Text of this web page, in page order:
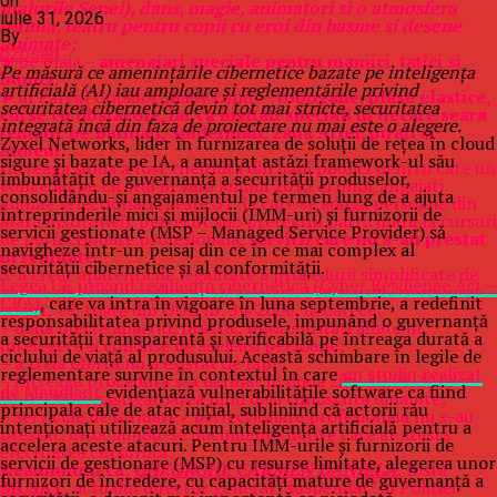
malurile Senei), dans, magie, animatori si o atmosfera
intima, teatru pentru copii cu eroi din basme si desene
animate;
►pe plaja – amenajari speciale pentru mamici, tatici si
bunici;
►in Parcul Copiilor „Baby Land” –tobogane, plase elastice,
curse cu obstacole, iar ca invitati speciali in fiecare seara
tematic pe Batman, Spiderman, zana Ariel, pirati si
indieni.
Intreaga suma a fost cheltuita din bani publici pentru cate un
concediu pe Litoral in vara anului 2015 al unor angajati
anume selectionati (peste 31, la care se aduga persoane din
afara institutiei), petrecut sub pretextul participarii la cursuri
de perfectionare profesionala,servicii care nu s-au prestat
in realitate.
S-a creat aparenta de legalitate a procedurii simplificate de
cerere de oferte reglementata de art. 124 si urm., coroborat
cu art. 19, toate din OUG nr. 34/2006, deoarece:
– doua oferte apartin, practic, unor entitati aflate in
intelegere si conduse de aceleasi persoane;
– a treia oferta nu a existat de fapt;
– intreaga procedura s-a derulat in doua zile: 30.06.2015 si
01.07.2015, castigatoarea fiind deja cunoscuta dinainte;
– serviciile de formare / perfectionare profesionala nu s-au
prestat, intocmindu-se documente fictive care ar atesta
efectuarea cursurilor.
Reaminitim ca,GHEORGHE CARMEN DANIELA, fosta
MUSAT, actualul director general “suspendat” al Politiei
iulie 31, 2026
By
b2bseo
Pe măsură ce amenințările cibernetice bazate pe inteligența
artificială (AI) iau amploare și reglementările privind
securitatea cibernetică devin tot mai stricte, securitatea
integrată încă din faza de proiectare nu mai este o alegere.
Zyxel Networks, lider în furnizarea de soluții de rețea în cloud
sigure și bazate pe IA, a anunțat astăzi framework-ul său
îmbunătățit de guvernanță a securității produselor,
consolidându-și angajamentul pe termen lung de a ajuta
întreprinderile mici și mijlocii (IMM-uri) și furnizorii de
servicii gestionate (MSP – Managed Service Provider) să
navigheze într-un peisaj din ce în ce mai complex al
securității cibernetice și al conformității.
Legea UE privind reziliența cibernetică (Cyber Resilience Act –
CRA), care va intra în vigoare în luna septembrie, a redefinit
responsabilitatea privind produsele, impunând o guvernanță
a securității transparentă și verificabilă pe întreaga durată a
ciclului de viață al produsului. Această schimbare în legile de
reglementare survine în contextul în careun studiu realizat
de Mandiantevidențiază vulnerabilitățile software ca fiind
principala cale de atac inițial, subliniind că actorii rău
intenționați utilizează acum inteligența artificială pentru a
accelera aceste atacuri. Pentru IMM-urile și furnizorii de
servicii de gestionare (MSP) cu resurse limitate, alegerea unor
furnizori de încredere, cu capacități mature de guvernanță a